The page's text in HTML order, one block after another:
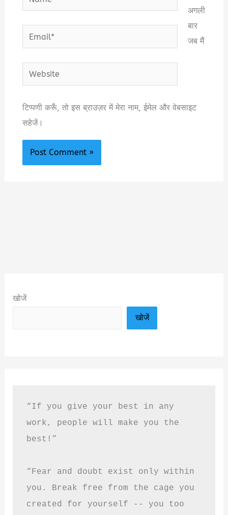
Email*
Website
अगली
बार
जब मैं
टिप्पणी करूँ, तो इस ब्राउज़र में मेरा नाम, ईमेल और वेबसाइट
सहेजें।
खोजें
खोजें
“If you give your best in any
work, people will make you the
best!”
“Fear and doubt exist only within
you. Break free from the cage you
created for yourself -- you too